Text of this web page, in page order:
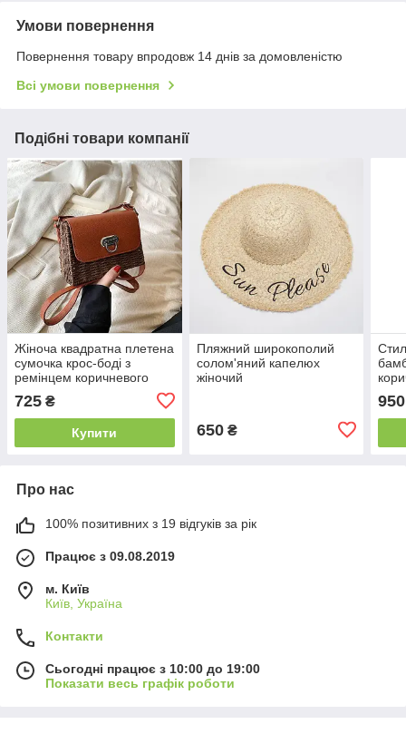
Умови повернення
Повернення товару впродовж 14 днів за домовленістю
Всі умови повернення
Подібні товари компанії
Жіноча квадратна плетена
сумочка крос-боді з
ремінцем коричневого
725 ₴
Купити
Пляжний широкополий
солом'яний капелюх
жіночий
650₴
950
Про нас
100% позитивних з 19 відгуків за рік
Працює з 09.08.2019
м. Київ
Київ, Україна
Контакти
Сьогодні працює з 10:00 до 19:00
Показати весь графік роботи